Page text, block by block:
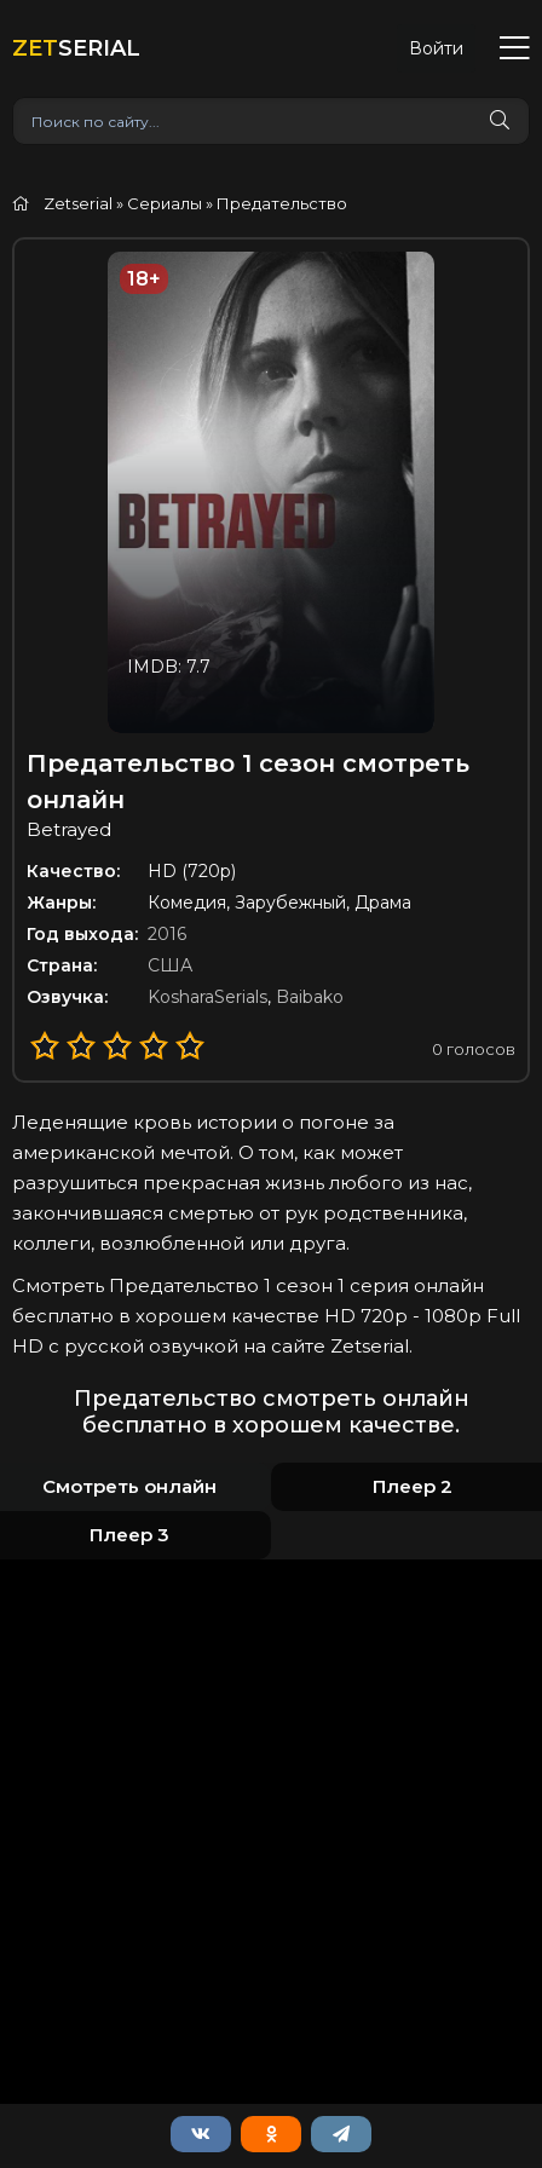
ZETSERIAL Войти
Zetserial » Сериалы » Предательство
18+
IMDB: 7.7
Предательство 1 сезон смотреть
онлайн
Betrayed
Качество:
HD (720p)
Жанры:
Комедия, Зарубежный, Драма
Год выхода: 2016
Страна:
США
Озвучка:
KosharaSerials, Baibako
0 голосов
Леденящие кровь истории о погоне за
американской мечтой. О том, как может
разрушиться прекрасная жизнь любого из нас,
закончившаяся смертью от рук родственника,
коллеги, возлюбленной или друга.
Смотреть Предательство 1 сезон 1 серия онлайн
бесплатно в хорошем качестве HD 720p - 1080p Full
HD с русской озвучкой на сайте Zetserial.
Предательство смотреть онлайн
бесплатно в хорошем качестве.
Смотреть онлайн Плеер 2
Плеер 3